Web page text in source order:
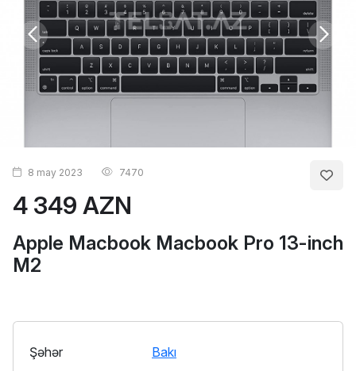
4 349 AZN
Apple Macbook Macbook Pro 13-inch
M2
8 may 2023 7470
Şəhər
Bakı